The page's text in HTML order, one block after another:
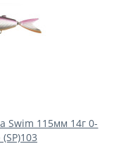
Swim 115мм 14г 0-